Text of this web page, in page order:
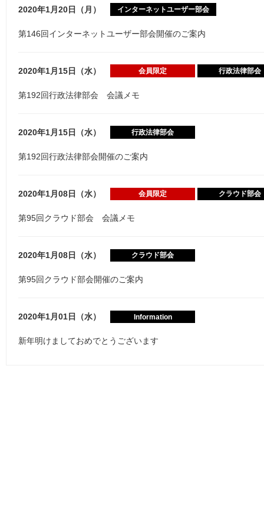
2020年1月20日（月） インターネットユーザー部会
第146回インターネットユーザー部会開催のご案内
2020年1月15日（水） 会員限定 行政法律部会
第192回行政法律部会 会議メモ
2020年1月15日（水） 行政法律部会
第192回行政法律部会開催のご案内
2020年1月08日（水） 会員限定 クラウド部会
第95回クラウド部会 会議メモ
2020年1月08日（水） クラウド部会
第95回クラウド部会開催のご案内
2020年1月01日（水） Information
新年明けましておめでとうございます